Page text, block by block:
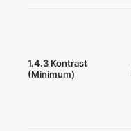
1.4.3 Kontrast
(Minimum)